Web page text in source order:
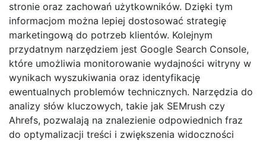
stronie oraz zachowań użytkowników. Dzięki tym
informacjom można lepiej dostosować strategię
marketingową do potrzeb klientów. Kolejnym
przydatnym narzędziem jest Google Search Console,
które umożliwia monitorowanie wydajności witryny w
wynikach wyszukiwania oraz identyfikację
ewentualnych problemów technicznych. Narzędzia do
analizy słów kluczowych, takie jak SEMrush czy
Ahrefs, pozwalają na znalezienie odpowiednich fraz
do optymalizacji treści i zwiększenia widoczności